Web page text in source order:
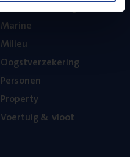
Mari­ne
Mili­eu
Oogst­ver­ze­ke­ring
Per­so­nen
Pro­per­ty
Voer­tuig& vloot